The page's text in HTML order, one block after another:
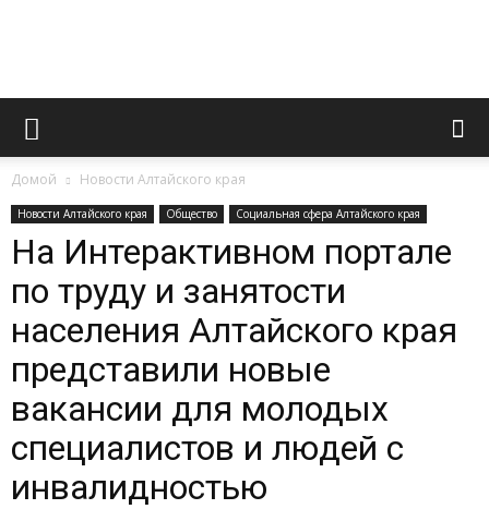
Официальный
газеты
|
Домой Новости Алтайского края
Новости Алтайского края Общество Социальная сфера Алтайского края
На Интерактивном портале
по труду и занятости
населения Алтайского края
представили новые
вакансии для молодых
специалистов и людей с
инвалидностью